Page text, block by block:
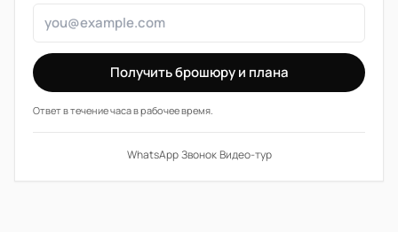
Получить брошюру и плана
Ответ в течение часа в рабочее время.
WhatsApp·Звонок·Видео-тур